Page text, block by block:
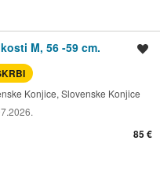
M, 56 -59 cm.
Konjice, Slovenske Konjice
85 €